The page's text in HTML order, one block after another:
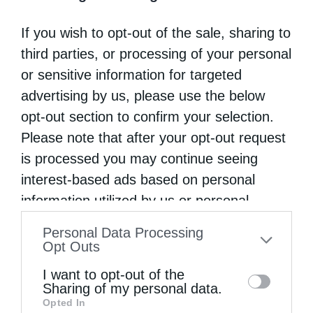
If you wish to opt-out of the sale, sharing to
third parties, or processing of your personal
or sensitive information for targeted
advertising by us, please use the below
opt-out section to confirm your selection.
Please note that after your opt-out request
is processed you may continue seeing
interest-based ads based on personal
information utilized by us or personal
to your opt-out. You may separately opt-out
information by third parties on the IAB’s list
of downstream participants. This
Personal Data Processing
Opt Outs
I want to opt-out of the
Sharing of my personal data.
Opted In
επαφή και με την λειτουργική ζωή και
παράδοση της Εκκλησίας μας και μαθαίνουν
την κοινοτική ζωή.
Τέλος, ενθαρρύνουμε τους νέους να
δραστηριοποιούνται και να συμμετέχουν στα
κοινωνικά έργα της Μητρόπολης και της
τοπικής κοινωνίας, καλλιεργώντας έτσι την
αγάπη προς τον πλησίον και τη βιωματική
πίστη.
Με αυτήν την προσέγγιση, η Μητρόπολη μας